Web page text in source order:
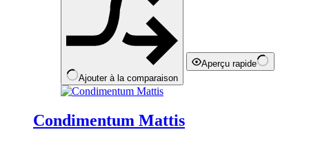
Ajouter à la comparaison
Aperçu rapide
Condimentum Mattis